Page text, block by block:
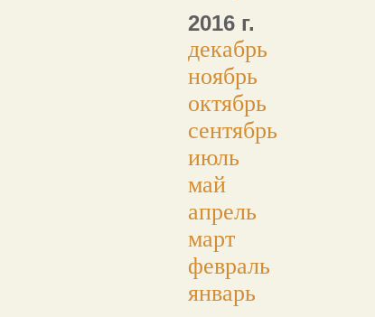
2016 г.
декабрь
ноябрь
октябрь
сентябрь
июль
май
апрель
март
февраль
январь